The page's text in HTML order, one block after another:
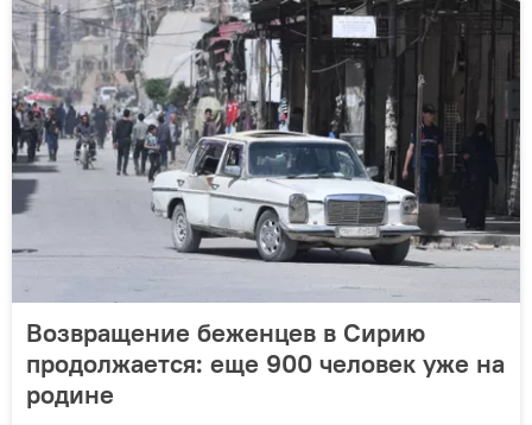
Возвращение беженцев в Сирию
продолжается: еще 900 человек уже на
родине